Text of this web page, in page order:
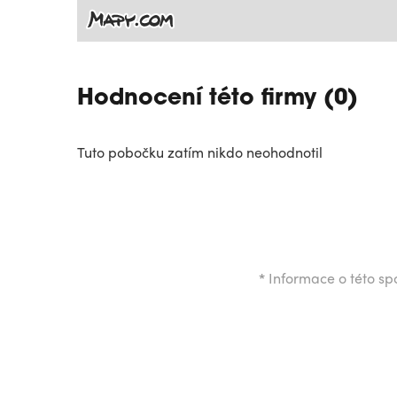
Hodnocení této firmy (0)
Tuto pobočku zatím nikdo neohodnotil
* Informace o této